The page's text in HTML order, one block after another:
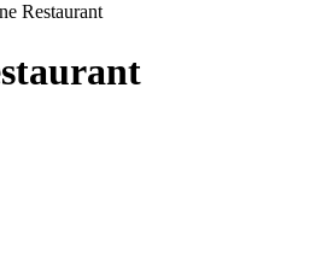
Restaurant